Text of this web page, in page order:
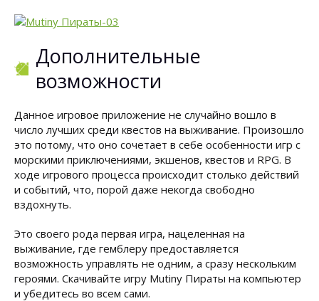
Дополнительные
возможности
Данное игровое приложение не случайно вошло в
число лучших среди квестов на выживание. Произошло
это потому, что оно сочетает в себе особенности игр с
морскими приключениями, экшенов, квестов и RPG. В
ходе игрового процесса происходит столько действий
и событий, что, порой даже некогда свободно
вздохнуть.
Это своего рода первая игра, нацеленная на
выживание, где гемблеру предоставляется
возможность управлять не одним, а сразу нескольким
героями. Скачивайте игру Mutiny Пираты на компьютер
и убедитесь во всем сами.